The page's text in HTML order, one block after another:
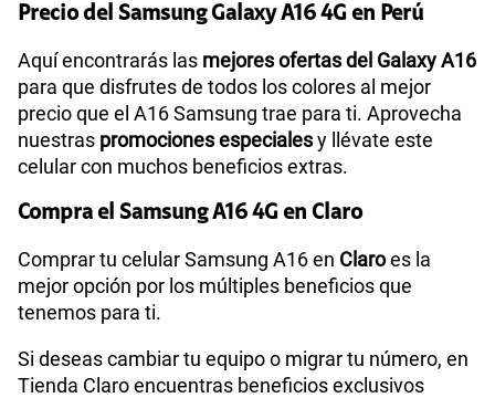
Precio del Samsung Galaxy A16 4G en Perú
Aquí encontrarás las mejores ofertas del Galaxy A16
para que disfrutes de todos los colores al mejor
precio que el A16 Samsung trae para ti. Aprovecha
nuestras promociones especialesy llévate este
celular con muchos beneficios extras.
Compra el Samsung A16 4G en Claro
Comprar tu celular Samsung A16 en Claroes la
mejor opción por los múltiples beneficios que
tenemos para ti.
Si deseas cambiar tu equipo o migrar tu número, en
Tienda Claro encuentras beneficios exclusivos